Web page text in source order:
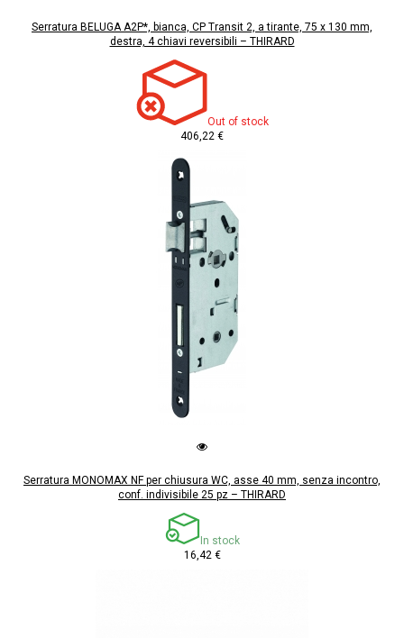
Serratura BELUGA A2P*, bianca, CP Transit 2, a tirante, 75 x 130 mm,
destra, 4 chiavi reversibili – THIRARD
Out of stock
406,22 €
Serratura MONOMAX NF per chiusura WC, asse 40 mm, senza incontro,
conf. indivisibile 25 pz – THIRARD
In stock
16,42 €